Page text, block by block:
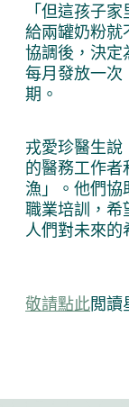
「但這孩子
給兩罐奶粉就
協調後，決定
每月發放一次
期。
戎愛珍醫生說
的醫務工作者
漁」。他們協
職業培訓，希
人們對未來的
敬請點此閲讀